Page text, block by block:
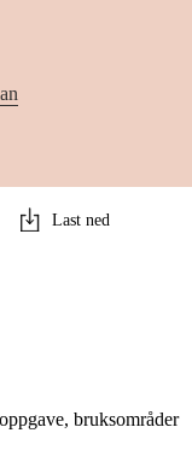
Last ned
bruksområder